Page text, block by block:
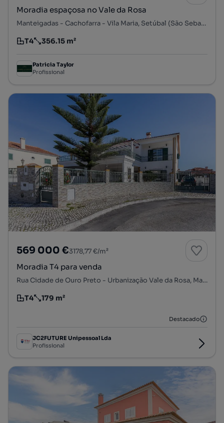
Moradia espaçosa no Vale da Rosa
Manteigadas - Cachofarra - Vila Maria, Setúbal (São Sebastião), Setúbal, Setúbal
Tipologia
T4
Preço por metro quadrado
356.15 m²
Patricia Taylor
Profissional
569 000 €3178,77 €/m²
Moradia T4 para venda
Rua Cidade de Ouro Preto - Urbanização Vale da Rosa, Manteigadas - Cachofarra - Vila Maria, Setúbal (São Sebastião), Setúbal, Setúbal
Tipologia
T4
Preço por metro quadrado
179 m²
Destacado
JC2FUTURE Unipessoal Lda
Profissional